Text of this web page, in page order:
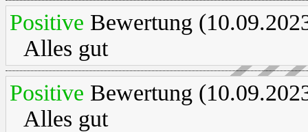
Positive Bewertung
Alles gut
Positive Bewertung
Alles gut